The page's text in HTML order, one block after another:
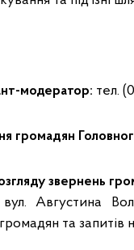
модератор: тел.
громадян
звернень
Августина
та запитів